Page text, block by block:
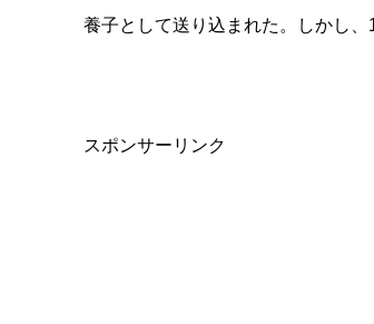
養子として送り込まれた。しかし、
スポンサーリンク